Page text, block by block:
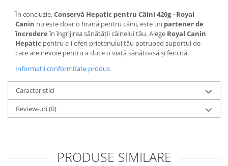
În concluzie,Conservă Hepatic pentru Câini 420g - Royal
Canin nu este doar o hrană pentru câini, este un partener de
încredereîn îngrijirea sănătății câinelui tău. Alege Royal Canin
Hepatic pentru a-i oferi prietenului tău patruped suportul de
care are nevoie pentru a duce o viață sănătoasă și fericită.
Informatii conformitate produs
Caracteristici
Review-uri(0)
PRODUSE SIMILARE